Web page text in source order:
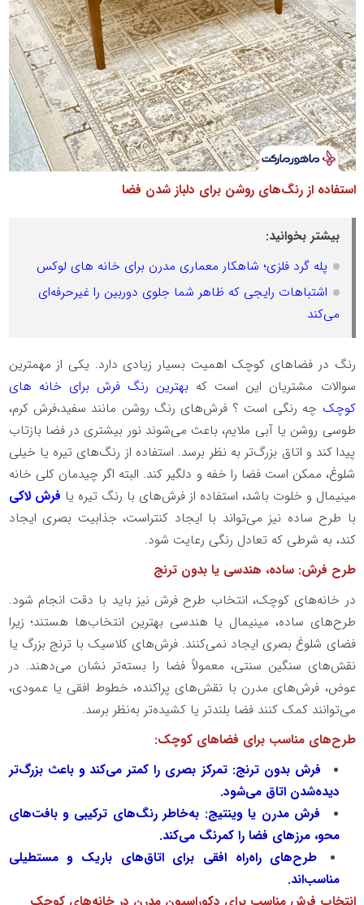
استفاده از رنگ‌های روشن برای دلباز شدن فضا
بیشتر بخوانید:
پله گرد فلزی؛ شاهکار معماری مدرن برای خانه های لوکس
اشتباهات رایجی که ظاهر شما جلوی دوربین را غیرحرفه‌ای
می‌کند
رنگ در فضاهای کوچک اهمیت بسیار زیادی دارد. یکی از مهمترین
سوالات مشتریان این است که بهترین رنگ فرش برای خانه های
کوچک چه رنگی است ؟ فرش‌های رنگ روشن مانند سفید،فرش کرم،
طوسی روشن یا آبی ملایم، باعث می‌شوند نور بیشتری در فضا بازتاب
پیدا کند و اتاق بزرگ‌تر به نظر برسد. استفاده از رنگ‌های تیره یا خیلی
شلوغ، ممکن است فضا را خفه و دلگیر کند. البته اگر چیدمان کلی خانه
مینیمال و خلوت باشد، استفاده از فرش‌های با رنگ تیره یا فرش لاکی
با طرح ساده نیز می‌تواند با ایجاد کنتراست، جذابیت بصری ایجاد
کند، به شرطی که تعادل رنگی رعایت شود.
طرح فرش: ساده، هندسی یا بدون ترنج
در خانه‌های کوچک، انتخاب طرح فرش نیز باید با دقت انجام شود.
طرح‌های ساده، مینیمال یا هندسی بهترین انتخاب‌ها هستند؛ زیرا
فضای شلوغ بصری ایجاد نمی‌کنند. فرش‌های کلاسیک با ترنج بزرگ یا
نقش‌های سنگین سنتی، معمولاً فضا را بسته‌تر نشان می‌دهند. در
عوض، فرش‌های مدرن با نقش‌های پراکنده، خطوط افقی یا عمودی،
می‌توانند کمک کنند فضا بلندتر یا کشیده‌تر به‌نظر برسد.
طرح‌های مناسب برای فضاهای کوچک:
فرش بدون ترنج: تمرکز بصری را کمتر می‌کند و باعث بزرگ‌تر
دیده‌شدن اتاق می‌شود.
فرش مدرن یا وینتیج: به‌خاطر رنگ‌های ترکیبی و بافت‌های
محو، مرزهای فضا را کمرنگ می‌کند.
طرح‌های راه‌راه افقی برای اتاق‌های باریک و مستطیلی
مناسب‌اند.